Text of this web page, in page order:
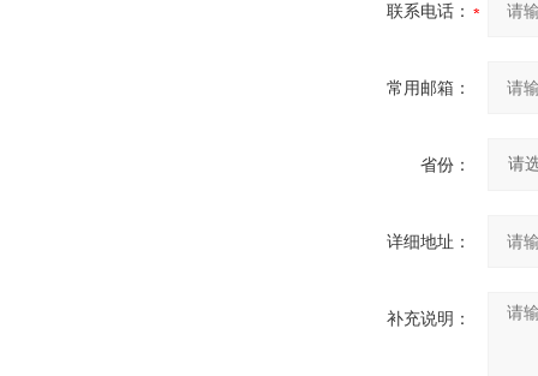
联系电话：
常用邮箱：
省份：
详细地址：
补充说明：